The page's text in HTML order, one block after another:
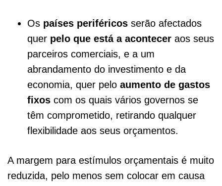
Os países periféricos serão afectados
quer pelo que está a acontecer aos seus
parceiros comerciais, e a um
abrandamento do investimento e da
economia, quer pelo aumento de gastos
fixos com os quais vários governos se
têm comprometido, retirando qualquer
flexibilidade aos seus orçamentos.
A margem para estímulos orçamentais é muito
reduzida, pelo menos sem colocar em causa